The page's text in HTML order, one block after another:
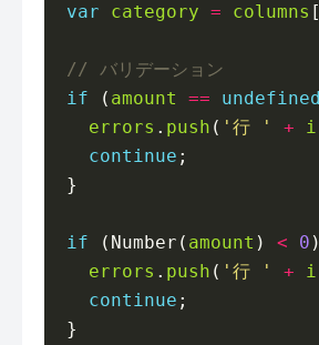
var
category = columns [
if ( amount == undefined
errors . push ( '行 ' + i
continue
if (Number( amount ) < 0
errors . push ( '行 ' + i
continue